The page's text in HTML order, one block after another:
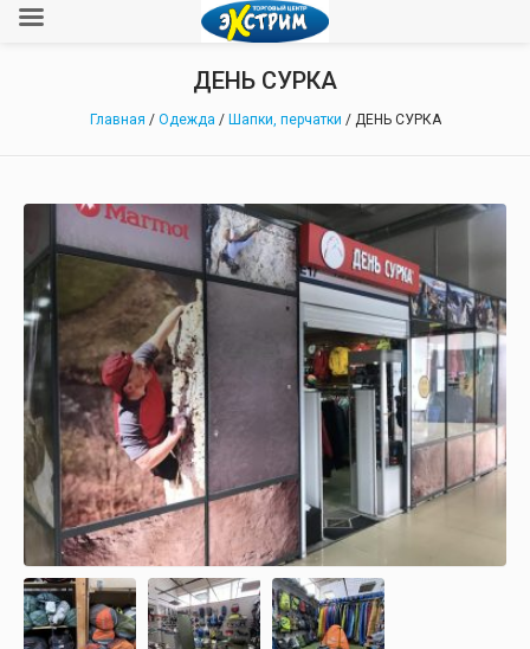
ДЕНЬ СУРКА
Главная / Одежда / Шапки, перчатки / ДЕНЬ СУРКА